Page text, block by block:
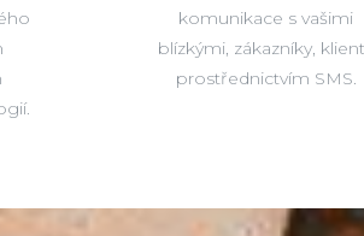
komunikace s vašimi
blízkými, zákazníky,
prostřednictvím SMS.